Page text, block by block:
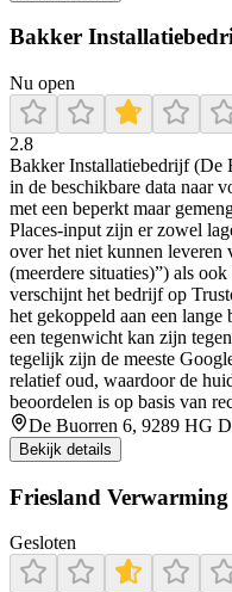
Bakker
Nu open
2.8
Bakker Installatiebedrijf (De
in de beschikbare data naar
met een beperkt maar
Places-input zijn er zowel
over het niet kunnen leveren
(meerdere situaties)”) als
verschijnt het bedrijf op
het gekoppeld aan een
een tegenwicht kan zijn
tegelijk zijn de meeste
relatief oud, waardoor de
beoordelen is op basis van
De Buorren 6, 9289 HG
Bekijk details
Friesland Verwarming
Gesloten